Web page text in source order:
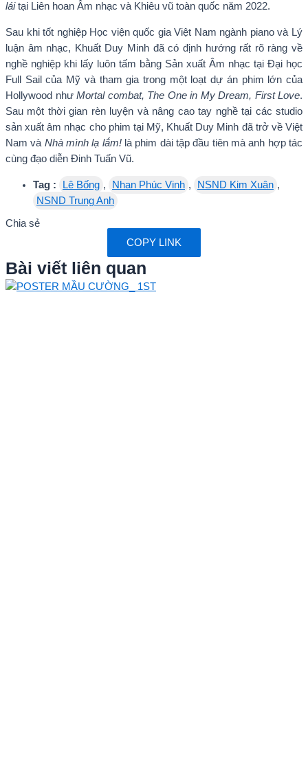
láitại Liên hoan Âm nhạc và Khiêu vũ toàn quốc năm 2022.
Sau khi tốt nghiệp Học viện quốc gia Việt Nam ngành piano và Lý
luận âm nhạc, Khuất Duy Minh đã có định hướng rất rõ ràng về
nghề nghiệp khi lấy luôn tấm bằng Sản xuất Âm nhạc tại Đại học
Full Sail của Mỹ và tham gia trong một loạt dự án phim lớn của
Hollywood như Mortal combat, The One in My Dream, First Love.
Sau một thời gian rèn luyện và nâng cao tay nghề tại các studio
sản xuất âm nhạc cho phim tại Mỹ, Khuất Duy Minh đã trở về Việt
Nam và Nhà mình lạ lắm!là phim dài tập đầu tiên mà anh hợp tác
cùng đạo diễn Đinh Tuấn Vũ.
Tag : Lê Bống , Nhan Phúc Vinh , NSND Kim Xuân ,
NSND Trung Anh
Chia sẻ
COPY LINK
Bài viết liên quan